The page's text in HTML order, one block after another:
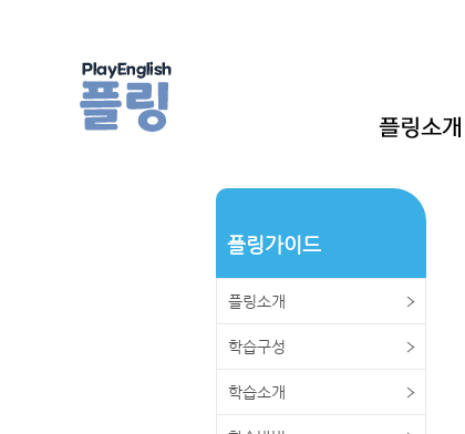
플링가이드
플링소개
학습구성
학습소개